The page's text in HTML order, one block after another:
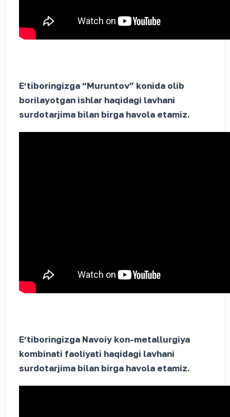
Eʼtiboringizga “Muruntov” konida olib
borilayotgan ishlar haqidagi lavhani
surdotarjima bilan birga havola etamiz.
Eʼtiboringizga Navoiy kon-metallurgiya
kombinati faoliyati haqidagi lavhani
surdotarjima bilan birga havola etamiz.